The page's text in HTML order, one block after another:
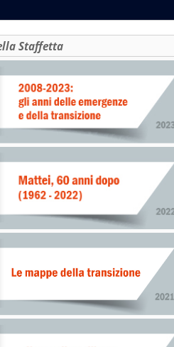
Staffetta